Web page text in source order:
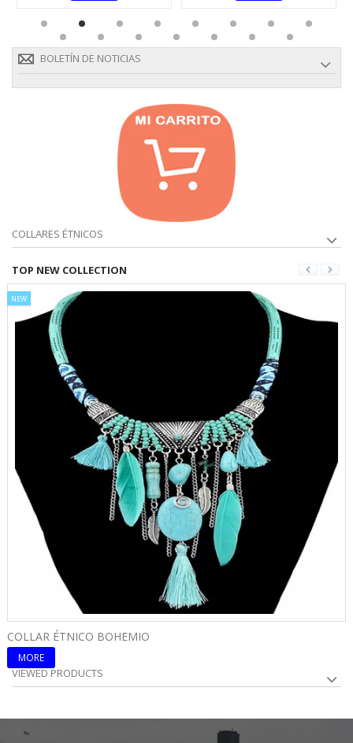
BOLETÍN DE NOTICIAS
COLLARES ÉTNICOS
TOP NEW COLLECTION
NEW
COLLAR ÉTNICO BOHEMIO
MORE
VIEWED PRODUCTS